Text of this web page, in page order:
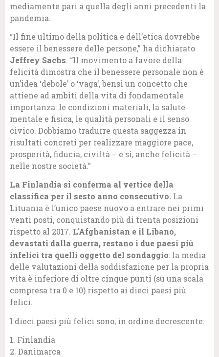
mediamente pari a quella degli anni precedenti la
pandemia.
“Il fine ultimo della politica e dell’etica dovrebbe
essere il benessere delle persone,” ha dichiarato
Jeffrey Sachs. “Il movimento a favore della
felicità dimostra che il benessere personale non è
un’idea ‘debole’ o ‘vaga’, bensì un concetto che
attiene ad ambiti della vita di fondamentale
importanza: le condizioni materiali, la salute
mentale e fisica, le qualità personali e il senso
civico. Dobbiamo tradurre questa saggezza in
risultati concreti per realizzare maggiore pace,
prosperità, fiducia, civiltà – e sì, anche felicità –
nelle nostre società.”
La Finlandia si conferma al vertice della
classifica per il sesto anno consecutivo. La
Lituania è l’unico paese nuovo a entrare nei primi
venti posti, conquistando più di trenta posizioni
rispetto al 2017. L’Afghanistan e il Libano,
devastati dalla guerra, restano i due paesi più
infelici tra quelli oggetto del sondaggio: la media
delle valutazioni della soddisfazione per la propria
vita è inferiore di oltre cinque punti (su una scala
compresa tra 0 e 10) rispetto ai dieci paesi più
felici.
I dieci paesi più felici sono, in ordine decrescente:
1. Finlandia
2. Danimarca